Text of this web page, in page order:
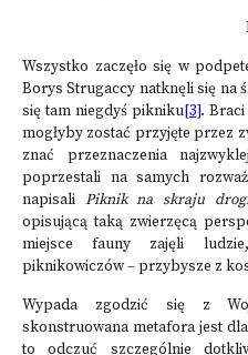
Wszystko zaczęło się w
Borys Strugaccy natknęli się na
się tam niegdyś pikniku[3].
mogłyby zostać przyjęte przez
znać przeznaczenia
poprzestali na samych
napisali Piknik na skraju
opisującą taką zwierzęcą
miejsce fauny zajęli
piknikowiczów – przybysze z
Wypada zgodzić się z
skonstruowana metafora jest
to odczuć szczególnie